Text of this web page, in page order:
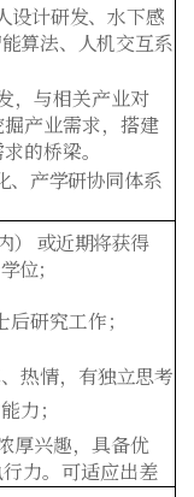
设计研发、水下感
算法、人机交互系
，与相关产业对
产业需求，搭建
的桥梁。
、产学研协同体系
）
或近期将获得
位；
研究工作；
热情，有独立思考
力；
厚兴趣，具备优
力。可适应出差